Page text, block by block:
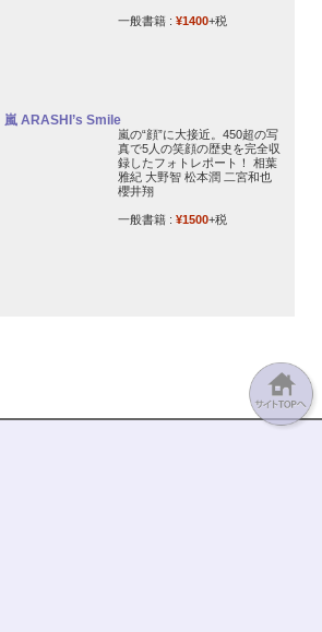
一般書籍 : ¥1400+税
嵐 ARASHI’s Smile
嵐の“顔”に大接近。450超の写
真で5人の笑顔の歴史を完全収
録したフォトレポート！ 相葉
雅紀 大野智 松本潤 二宮和也
櫻井翔
一般書籍 : ¥1500+税